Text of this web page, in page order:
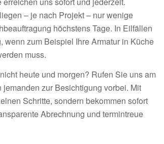
– je nach Projekt – nur wenige
höchstens Tage. In Eilfällen
zum Beispiel Ihre Armatur in Küche
muss.
heute und morgen? Rufen Sie uns am
zur Besichtigung vorbei. Mit
Schritte, sondern bekommen sofort
Abrechnung und termintreue